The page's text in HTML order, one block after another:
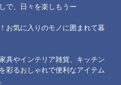
で、日々を楽しもうー
お気に入りのモノに囲まれて暮
具やインテリア雑貨、キッチン
彩るおしゃれで便利なアイテム